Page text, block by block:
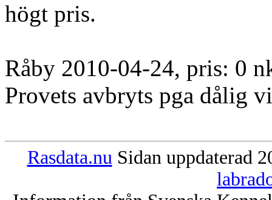
högt pris.
Råby 2010-04-24, pris: 0
Provets avbryts pga dålig
Rasdata.nuSidan uppdaterad